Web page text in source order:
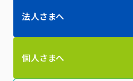
法人さまへ
個人さまへ